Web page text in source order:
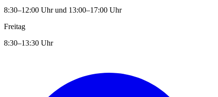
8:30–12:00 Uhr und 13:00–17:00 Uhr
Freitag
8:30–13:30 Uhr